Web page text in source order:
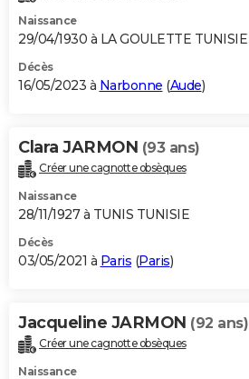
Dictionnaire
Biographies
Citations
Expressions
Proverbes
PROGRAMME TV
S'inscrire
Se connecter
Lycées
Collèges
Primaires
Universités
Entreprises
Service militaire
Avis de recherche
AVIS DE DÉCÈS
Bricolage
Lifestyle
Culture
Sport
Auto
Television
Voyage
Cinema
Naissance
29/04/1930 à LA GOULETTE TUNISIE
Décès
16/05/2023 à Narbonne (Aude)
Clara JARMON (93 ans)
Créer une cagnotte obsèques
Naissance
28/11/1927 à TUNIS TUNISIE
Décès
03/05/2021 à Paris (Paris)
Jacqueline JARMON (92 ans)
Créer une cagnotte obsèques
Naissance